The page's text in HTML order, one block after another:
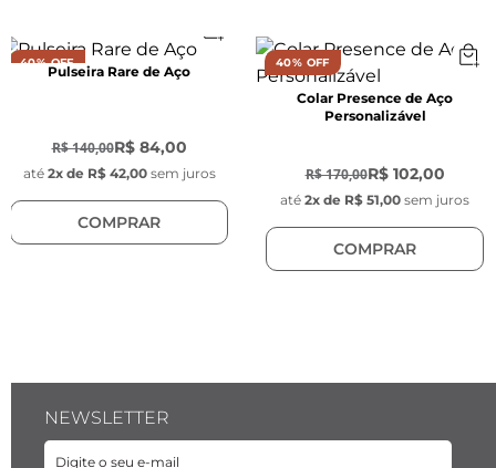
Material: Aço inoxidável Prata.
40% OFF
Pulseira Rare de Aço
R$ 140,00R$ 84,00
até 2x de R$ 42,00 sem juros
COMPRAR
40% OFF
Colar Presence de Aço
Personalizável
R$ 170,00R$ 102,00
até 2x de R$ 51,00 sem juros
COMPRAR
NEWSLETTER